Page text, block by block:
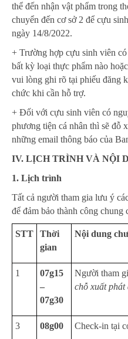
thể đến nhận vật phẩm trong
chuyển đến cơ sở 2 để cựu
ngày 14/8/2022.
+ Trường hợp cựu sinh viên
bất kỳ loại thực phẩm nào
vui lòng ghi rõ tại phiếu đăng
chức khi cần hỗ trợ.
+ Đối với cựu sinh viên có
phương tiện cá nhân thì sẽ đỗ
những email thông báo của
IV. LỊCH TRÌNH VÀ NỘI
1. Lịch trình
Tất cả người tham gia lưu ý
để đảm bảo thành công chung
STT
Thời
gian
Nội dung
1
07g15
–
07g30
Người tham
chỗ xuất
3
08g00
Check-in tại